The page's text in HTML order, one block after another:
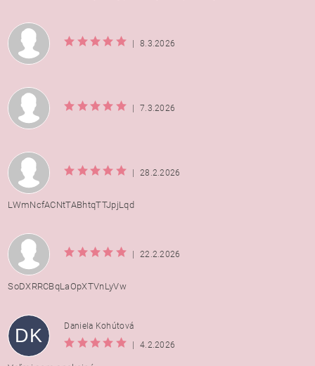
| 8.3.2026
| 7.3.2026
| 28.2.2026
LWmNcfACNtTABhtqTTJpjLqd
| 22.2.2026
SoDXRRCBqLaOpXTVnLyVw
DK
Daniela Kohútová
|
4.2.2026